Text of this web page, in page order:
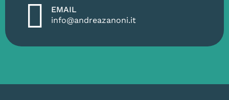
EMAIL
info@andreazanoni.it